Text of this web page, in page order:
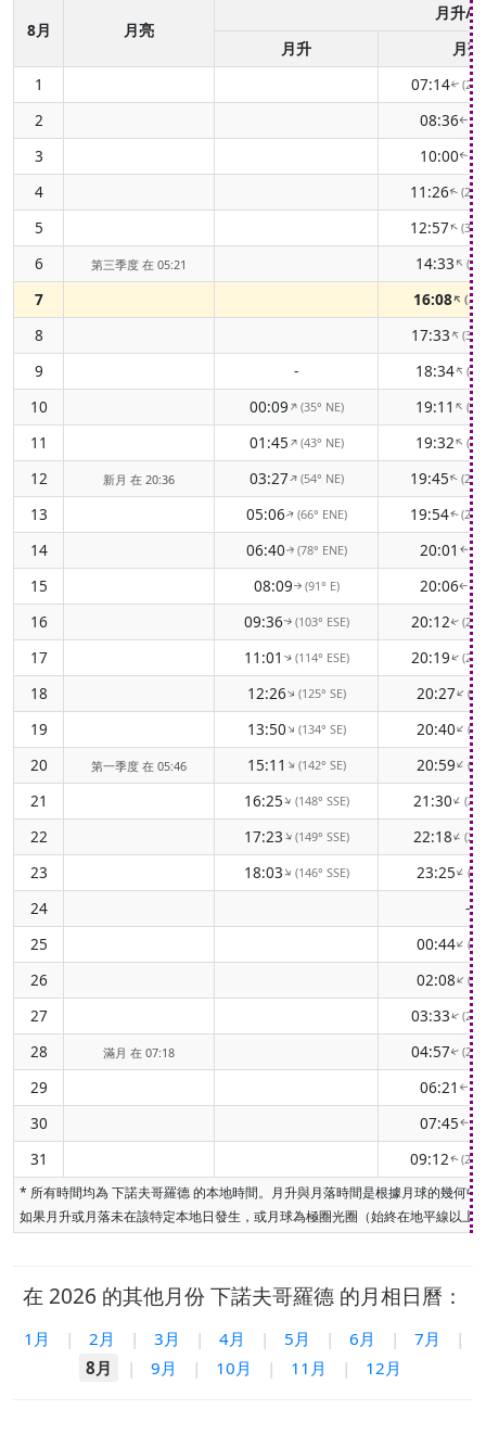
8月 月亮
月升/
月升
月落
1
07:14↑
2 08:36↑
3 10:00↑
4 11:26↑
5 12:57↑
6 第三季度 在 05:21 14:33↑
7 16:08↑
8 17:33↑
9 - 18:34↑
10 00:09↑(35° NE) 19:11↑
11 01:45↑(43° NE) 19:32↑
12 新月 在 20:36 03:27↑(54° NE) 19:45↑
13 05:06↑(66° ENE) 19:54↑
14 06:40↑(78° ENE) 20:01 ↑
15 08:09↑ (91° E) 20:06↑
16 09:36↑(103° ESE) 20:12↑
17 11:01 ↑(114° ESE) 20:19↑
18 12:26↑(125° SE) 20:27↑
19 13:50↑(134° SE) 20:40↑
20 第一季度 在 05:46 15:11↑(142° SE) 20:59↑
21 16:25↑(148° SSE) 21:30↑
22 17:23↑(149° SSE) 22:18↑
23 18:03↑(146° SSE) 23:25↑
24
-
25
00:44↑
26 02:08↑
27 03:33↑
28 滿月 在 07:18 04:57↑
29 06:21 ↑
30 07:45↑
31 09:12↑
* 所有時間均為 下諾夫哥羅德 的本地時間。月升與月落時間是根據月球的幾何
如果月升或月落未在該特定本地日發生，或月球為極圈光圈（始終在地平線以
在 2026 的其他月份 下諾夫哥羅德 的月相日曆：
1月 | 2月 | 3月 | 4月 | 5月 | 6月 | 7月
|
8月
| 9月 | 10月 | 11月 | 12月